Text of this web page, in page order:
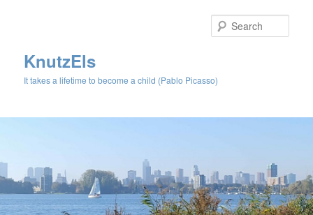
KnutzEls
It takes a lifetime to become a child (Pablo Picasso)